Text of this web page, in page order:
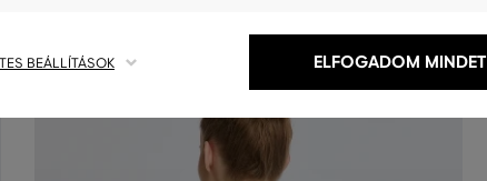
BEÁLLÍTÁSOK ELFOGADOM MINDET